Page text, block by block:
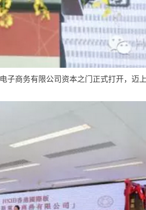
电子商务有限公司资本之门正式打开，迈